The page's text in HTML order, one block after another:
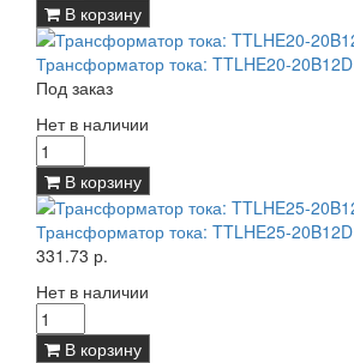
В корзину
Трансформатор тока: TTLHE20-20B12D
Под заказ
Нет в наличии
В корзину
Трансформатор тока: TTLHE25-20B12D
331.73 р.
Нет в наличии
В корзину